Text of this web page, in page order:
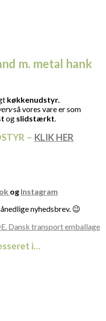
m. metal hank
køkkenudstyr.
så vores vare er som
og slidstærkt
– KLIK HER
og Instagram
nyhedsbrev. 😉
Dansk transport emballage
i…